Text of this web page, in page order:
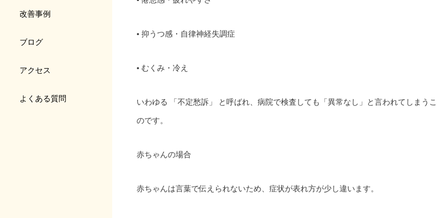
改善事例
ブログ
アクセス
よくある質問
• 抑うつ感・自律神経失調症
• むくみ・冷え
いわゆる 「不定愁訴」 と呼ばれ、病院で検査しても「異常なし」と言われてしまう
のです。
赤ちゃんの場合
赤ちゃんは言葉で伝えられないため、症状が表れ方が少し違います。